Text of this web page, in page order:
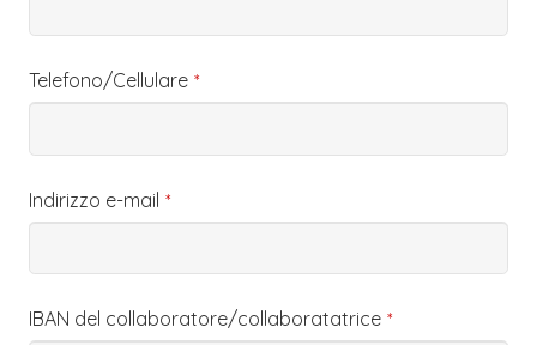
Telefono/Cellulare *
Indirizzo e-mail *
IBAN del collaboratore/collaboratatrice *